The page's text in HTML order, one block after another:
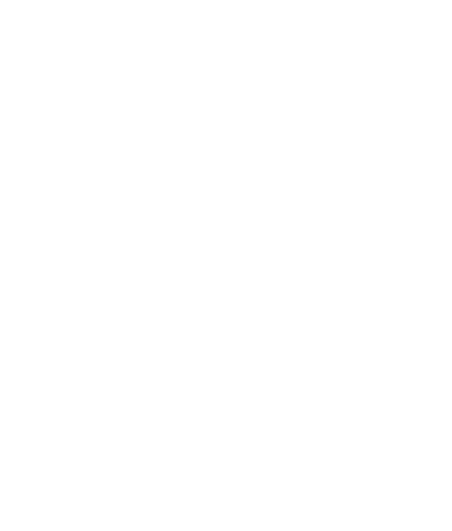
die Möglichkeit zur
Stärkung der
Angeboten für pflegerische
gilt“, so Kern.
Versorgung und Übernahme von
im Aufgabenheft für eine künftige
und innovativen
Vorsorge
: „Das ist
finanzschwacher Pflegebedürftiger
Leistungen wie die
Kern: „Wir fordern bereits seit langem, die
überführen, um so die Pflegeversicherung